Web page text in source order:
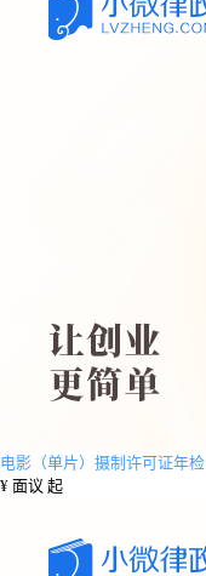
电影（单片）摄制许可证年检
¥ 面议 起